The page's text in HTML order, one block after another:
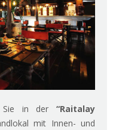
Sie in der“Raitalay
mit Innen- und